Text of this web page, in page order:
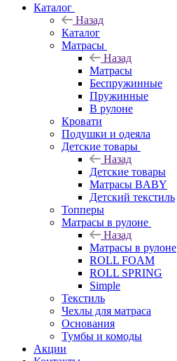
Каталог
Назад
Каталог
Матрасы
Назад
Матрасы
Беспружинные
Пружинные
В рулоне
Кровати
Подушки и одеяла
Детские товары
Назад
Детские товары
Матрасы BABY
Детский текстиль
Топперы
Матрасы в рулоне
Назад
Матрасы в рулоне
ROLL FOAM
ROLL SPRING
Simple
Текстиль
Чехлы для матраса
Основания
Тумбы и комоды
Акции